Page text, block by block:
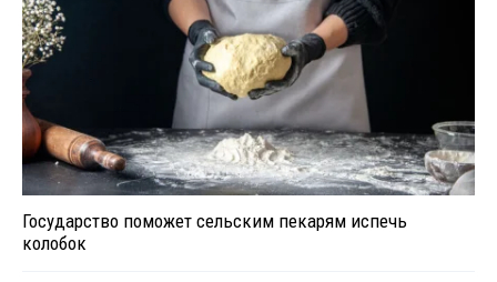
Государство поможет сельским пекарям испечь
колобок